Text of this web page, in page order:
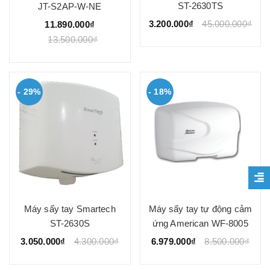
JT-S2AP-W-NE
11.890.000₫
13.500.000₫
ST-2630TS
3.200.000₫
45.000.000₫
- 29%
Máy sấy tay Smartech
ST-2630S
3.050.000₫
4.300.000₫
- 18%
Máy sấy tay tự động cảm
ứng American WF-8005
6.979.000₫
8.500.000₫